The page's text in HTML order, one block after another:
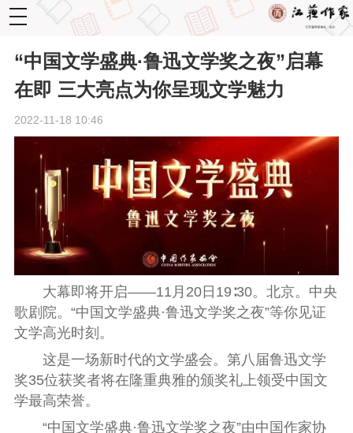
toggle
navigation
“中国文学盛典·鲁迅文学奖之夜”启幕
在即 三大亮点为你呈现文学魅力
2022-11-18 10:46
大幕即将开启——11月20日19∶30。北京。中央
歌剧院。“中国文学盛典·鲁迅文学奖之夜”等你见证
文学高光时刻。
这是一场新时代的文学盛会。第八届鲁迅文学
奖35位获奖者将在隆重典雅的颁奖礼上领受中国文
学最高荣誉。
“中国文学盛典·鲁迅文学奖之夜”由中国作家协